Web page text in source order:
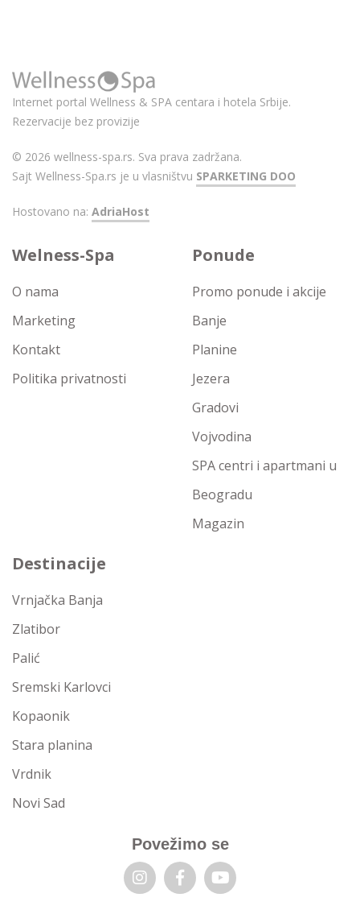
Internet portal Wellness & SPA centara i hotela Srbije.
Rezervacije bez provizije
© 2026 wellness-spa.rs. Sva prava zadržana.
Sajt Wellness-Spa.rs je u vlasništvu SPARKETING DOO
Hostovano na: AdriaHost
Welness-Spa
O nama
Marketing
Kontakt
Politika privatnosti
Ponude
Promo ponude i akcije
Banje
Planine
Jezera
Gradovi
Vojvodina
SPA centri i apartmani u
Beogradu
Magazin
Destinacije
Vrnjačka Banja
Zlatibor
Palić
Sremski Karlovci
Kopaonik
Stara planina
Vrdnik
Novi Sad
Povežimo se